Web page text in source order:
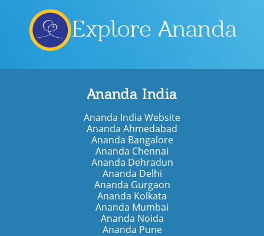
Explore Ananda
Ananda India
Ananda India Website
Ananda Ahmedabad
Ananda Bangalore
Ananda Chennai
Ananda Dehradun
Ananda Delhi
Ananda Gurgaon
Ananda Kolkata
Ananda Mumbai
Ananda Noida
Ananda Pune